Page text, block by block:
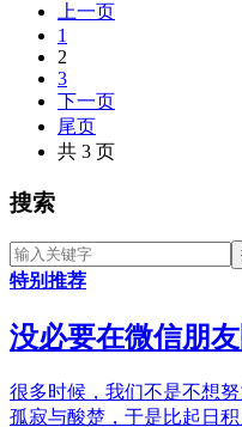
上一页
1
2
3
下一页
尾页
共 3 页
搜索
特别推荐
没必要在微信朋
很多时候，我们不是不想
孤寂与酸楚，于是比起日